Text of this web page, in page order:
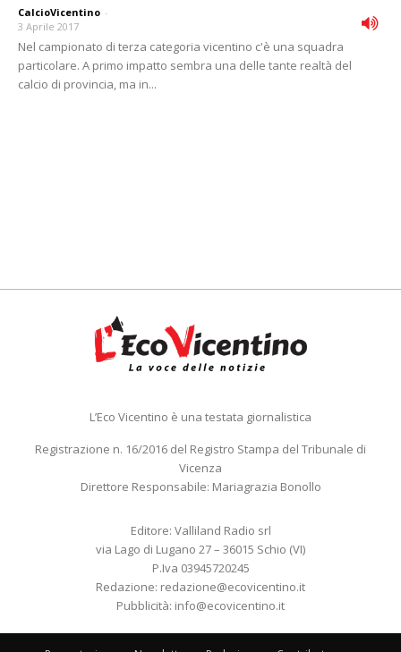
CalcioVicentino -
3 Aprile 2017
Nel campionato di terza categoria vicentino c'è una squadra
particolare. A primo impatto sembra una delle tante realtà del
calcio di provincia, ma in...
L’Eco Vicentino è una testata giornalistica
Registrazione n. 16/2016 del Registro Stampa del Tribunale di
Vicenza
Direttore Responsabile: Mariagrazia Bonollo
Editore: Valliland Radio srl
via Lago di Lugano 27 – 36015 Schio (VI)
P.Iva 03945720245
Redazione: redazione@ecovicentino.it
Pubblicità: info@ecovicentino.it